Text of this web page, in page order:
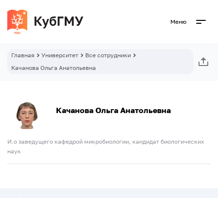
Меню
Главная Университет
Все сотрудники
Качанова Ольга Анатольевна
Качанова Ольга Анатольевна
И.о заведущего кафедрой микробиологии, кандидат биологических
наук